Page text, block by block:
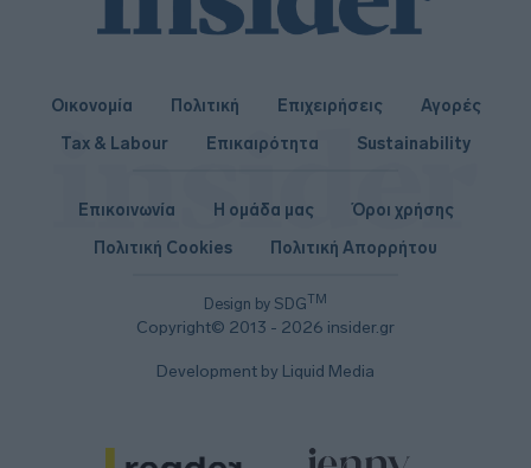
Οικονομία Πολιτική Επιχειρήσεις
Αγορές
Tax & Labour
Επικαιρότητα Sustainability
Design by SDGTM
Copyright© 2013 - 2026 insider.gr
Επικοινωνία Η ομάδα μας
Όροι χρήσης
Πολιτική Cookies
Πολιτική Απορρήτου
Development by Liquid Media